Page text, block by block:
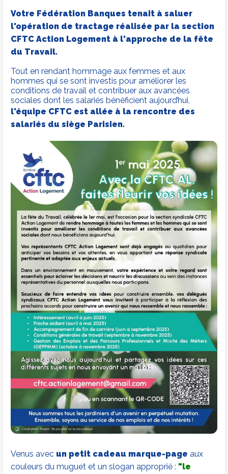
Votre Fédération Banques tenait à saluer
l'opération de tractage réalisée par la section
CFTC Action Logement à l'approche de la fête
du Travail.
Tout en rendant hommage aux femmes et aux
hommes qui se sont investis pour améliorer les
conditions de travail et contribuer aux avancées
sociales dont les salariés bénéficient aujourd’hui,
l'équipe CFTC est allée à la rencontre des
salariés du siège Parisien.
Venus avec un petit cadeau marque-page aux
couleurs du muguet et un slogan approprié : "le